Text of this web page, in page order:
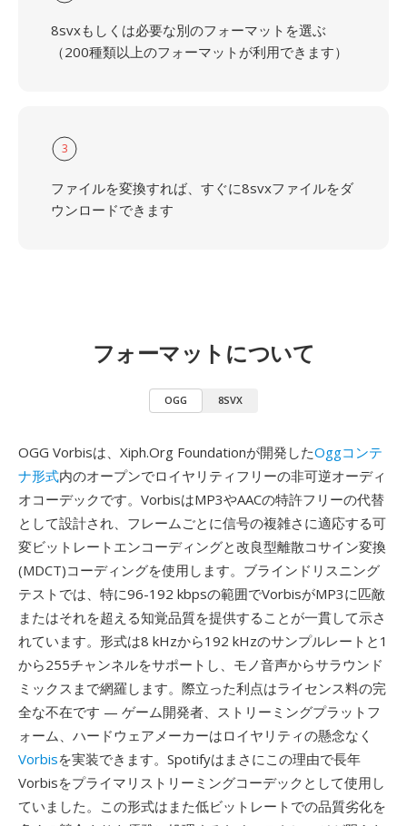
8svxもしくは必要な別のフォーマットを選ぶ
（200種類以上のフォーマットが利用できます）
3
ファイルを変換すれば、すぐに8svxファイルをダ
ウンロードできます
フォーマットについて
OGG 8SVX
OGG Vorbisは、Xiph.Org Foundationが開発したOggコンテ
ナ形式内のオープンでロイヤリティフリーの非可逆オーディ
オコーデックです。VorbisはMP3やAACの特許フリーの代替
として設計され、フレームごとに信号の複雑さに適応する可
変ビットレートエンコーディングと改良型離散コサイン変換
(MDCT)コーディングを使用します。ブラインドリスニング
テストでは、特に96-192 kbpsの範囲でVorbisがMP3に匹敵
またはそれを超える知覚品質を提供することが一貫して示さ
れています。形式は8 kHzから192 kHzのサンプルレートと1
から255チャンネルをサポートし、モノ音声からサラウンド
ミックスまで網羅します。際立った利点はライセンス料の完
全な不在です — ゲーム開発者、ストリーミングプラットフ
ォーム、ハードウェアメーカーはロイヤリティの懸念なく
Vorbisを実装できます。Spotifyはまさにこの理由で長年
Vorbisをプライマリストリーミングコーデックとして使用し
ていました。この形式はまた低ビットレートでの品質劣化を